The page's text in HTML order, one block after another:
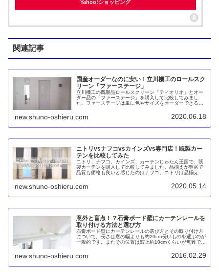
Yahoo!ショッピング
関連記事
国産オーダーなのに安い！立川機工のロールスク
リーン「ファーステージ」
立川機工の既製品ロールスクリーン「ティオリオ」とオー
ダー品の「ファーステージ」を購入して比較してみまし
た。ファーステージは単に色やサイズをオーダーできるだ
new.shuno-oshieru.com 2020.06.18
ニトリvsナフコvsカインズvs専門店！既製カー
テンを比較してみた
ニトリ、ナフコ、カインズ、カーテンじゅたん王国で、既
製カーテンを購入して比較してみました。品揃えが豊富で
品質も価格も良いと感じたのはナフコ。ニトリは品揃えこ
王国は専門店の割りにイマイチ。もっとも最悪だったのは
カインズでした。
new.shuno-oshieru.com 2020.05.14
意外と盲点！？石膏ボード壁にカーテンレールを
取り付ける方法と選び方
石膏ボード壁にカーテンレールの選び方とその取り付け方
について。長さは窓の幅よりも約20cm長いものを選ぶのが
一般的です。またその位置は窓上約10cmくらいが無難でし
new.shuno-oshieru.com 2016.02.29